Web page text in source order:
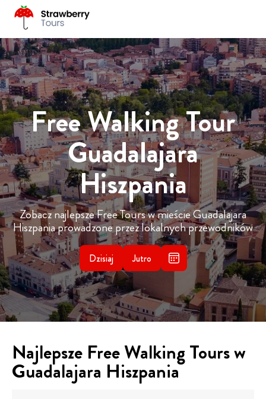
Free Walking Tour
Guadalajara
Hiszpania
Zobacz najlepsze Free Tours w mieście Guadalajara
Hiszpania prowadzone przez lokalnych przewodników
Dzisiaj Jutro
Najlepsze Free Walking Tours w
Guadalajara Hiszpania